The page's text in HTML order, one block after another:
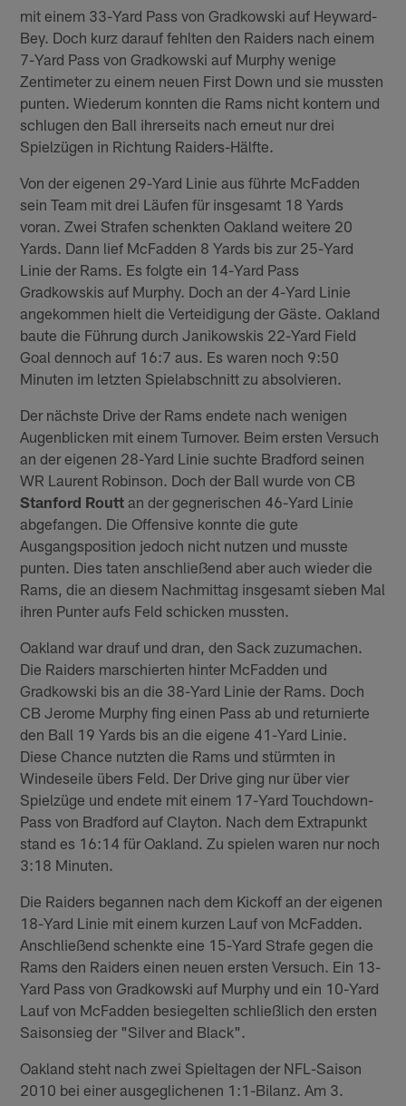
mit einem 33-Yard Pass von Gradkowski auf Heyward-
Bey. Doch kurz darauf fehlten den Raiders nach einem
7-Yard Pass von Gradkowski auf Murphy wenige
Zentimeter zu einem neuen First Down und sie mussten
punten. Wiederum konnten die Rams nicht kontern und
schlugen den Ball ihrerseits nach erneut nur drei
Spielzügen in Richtung Raiders-Hälfte.
Von der eigenen 29-Yard Linie aus führte McFadden
sein Team mit drei Läufen für insgesamt 18 Yards
voran. Zwei Strafen schenkten Oakland weitere 20
Yards. Dann lief McFadden 8 Yards bis zur 25-Yard
Linie der Rams. Es folgte ein 14-Yard Pass
Gradkowskis auf Murphy. Doch an der 4-Yard Linie
angekommen hielt die Verteidigung der Gäste. Oakland
baute die Führung durch Janikowskis 22-Yard Field
Goal dennoch auf 16:7 aus. Es waren noch 9:50
Minuten im letzten Spielabschnitt zu absolvieren.
Der nächste Drive der Rams endete nach wenigen
Augenblicken mit einem Turnover. Beim ersten Versuch
an der eigenen 28-Yard Linie suchte Bradford seinen
WR Laurent Robinson. Doch der Ball wurde von CB
Stanford Routt an der gegnerischen 46-Yard Linie
abgefangen. Die Offensive konnte die gute
Ausgangsposition jedoch nicht nutzen und musste
punten. Dies taten anschließend aber auch wieder die
Rams, die an diesem Nachmittag insgesamt sieben Mal
ihren Punter aufs Feld schicken mussten.
Oakland war drauf und dran, den Sack zuzumachen.
Die Raiders marschierten hinter McFadden und
Gradkowski bis an die 38-Yard Linie der Rams. Doch
CB Jerome Murphy fing einen Pass ab und returnierte
den Ball 19 Yards bis an die eigene 41-Yard Linie.
Diese Chance nutzten die Rams und stürmten in
Windeseile übers Feld. Der Drive ging nur über vier
Spielzüge und endete mit einem 17-Yard Touchdown-
Pass von Bradford auf Clayton. Nach dem Extrapunkt
stand es 16:14 für Oakland. Zu spielen waren nur noch
3:18 Minuten.
Die Raiders begannen nach dem Kickoff an der eigenen
18-Yard Linie mit einem kurzen Lauf von McFadden.
Anschließend schenkte eine 15-Yard Strafe gegen die
Rams den Raiders einen neuen ersten Versuch. Ein 13-
Yard Pass von Gradkowski auf Murphy und ein 10-Yard
Lauf von McFadden besiegelten schließlich den ersten
Saisonsieg der "Silver and Black".
Oakland steht nach zwei Spieltagen der NFL-Saison
2010 bei einer ausgeglichenen 1:1-Bilanz. Am 3.